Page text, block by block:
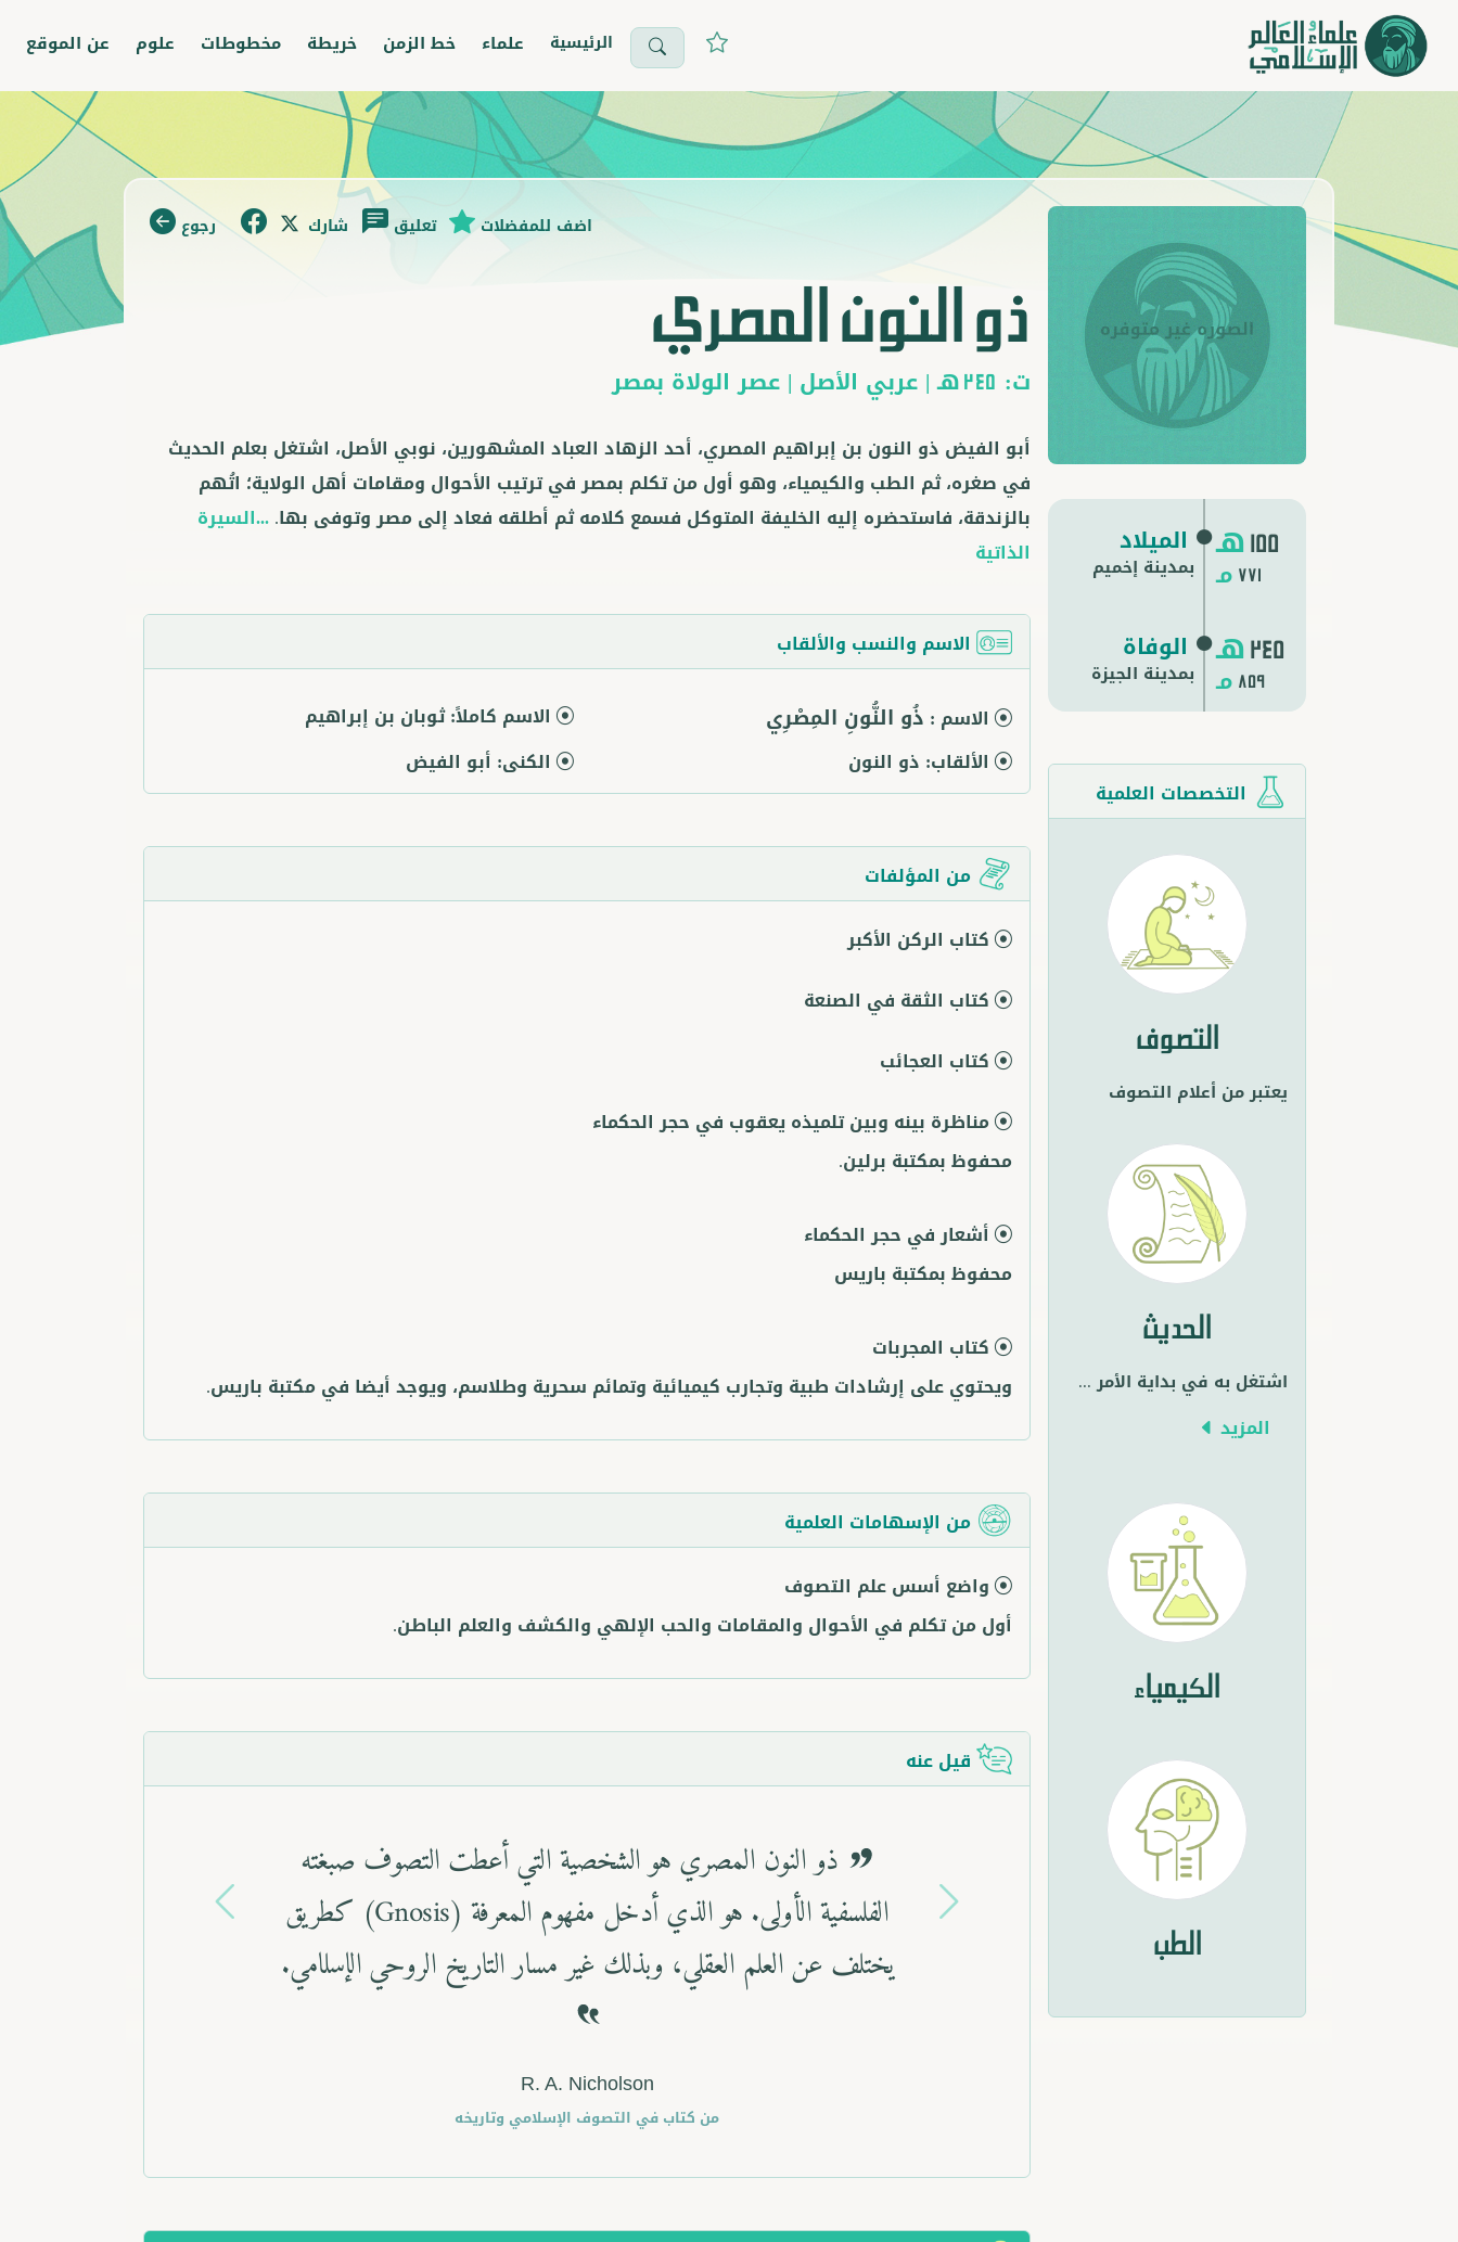
الرئيسية علماء خط الزمن خريطة مخطوطات علوم عن الموقع
هـ155
مـ 771
الميلاد
بمدينة إخميم
هـ245
مـ 859
الوفاة
بمدينة الجيزة
التخصصات العلمية
التصوف
يعتبر من أعلام التصوف
الحديث
اشتغل به في بداية الأمر...
المزيد
الكيمياء
الطب
رجوع شارك تعليق اضف للمفضلات
ذو النون المصري
ت: 245هـ | عربي الأصل | عصر الولاة بمصر
أبو الفيض ذو النون بن إبراهيم المصري، أحد الزهاد العباد المشهورين، نوبي الأصل، اشتغل بعلم الحديث
في صغره، ثم الطب والكيمياء، وهو أول من تكلم بمصر في ترتيب الأحوال ومقامات أهل الولاية؛ اتُهم
بالزندقة، فاستحضره إليه الخليفة المتوكل فسمع كلامه ثم أطلقه فعاد إلى مصر وتوفى بها....السيرة
الذاتية
الاسم والنسب والألقاب
الاسم : ذُو النُّونِ المِصْرِي الاسم كاملاً:ثوبان بن إبراهيم
الألقاب: ذو النون الكنى: أبو الفيض
من المؤلفات
كتاب الركن الأكبر
كتاب الثقة في الصنعة
كتاب العجائب
مناظرة بينه وبين تلميذه يعقوب في حجر الحكماء
محفوظ بمكتبة برلين.
أشعار في حجر الحكماء
محفوظ بمكتبة باريس
كتاب المجربات
ويحتوي على إرشادات طبية وتجارب كيميائية وتمائم سحرية وطلاسم، ويوجد أيضا في مكتبة باريس.
من الإسهامات العلمية
واضع أسس علم التصوف
أول من تكلم في الأحوال والمقامات والحب الإلهي والكشف والعلم الباطن.
قيل عنه
كان ذو النون شاعراً صوفياً من الطراز الأول، وأول من استخدم
الاستعارات والرموز لوصف العلاقة الوجدانية بين العبد وربه، مما مهد
الطريق لظهور كبار الصوفية كالحلاج وابن عربي.
من كتابالأبعاد الصوفية في الإسلام